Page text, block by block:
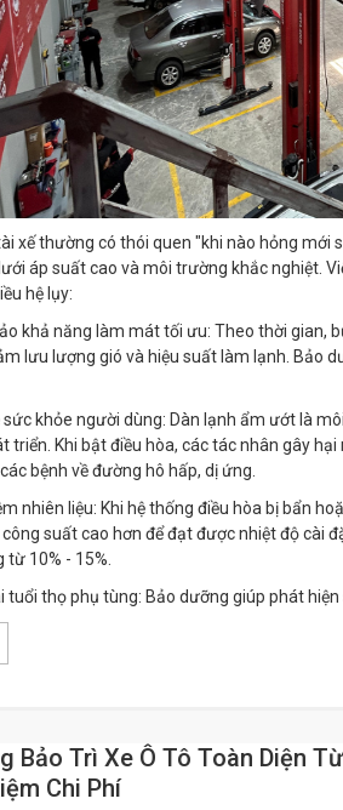
xế thường có thói quen "khi nào hỏng mới
áp suất cao và môi trường khắc nghiệt.
hệ lụy:
khả năng làm mát tối ưu: Theo thời gian,
lưu lượng gió và hiệu suất làm lạnh. Bảo
sức khỏe người dùng: Dàn lạnh ẩm ướt là
triển. Khi bật điều hòa, các tác nhân gây
bệnh về đường hô hấp, dị ứng.
nhiên liệu: Khi hệ thống điều hòa bị bẩn
suất cao hơn để đạt được nhiệt độ cài
10% - 15%.
tuổi thọ phụ tùng: Bảo dưỡng giúp phát
Bảo Trì Xe Ô Tô Toàn Diện
Chi Phí